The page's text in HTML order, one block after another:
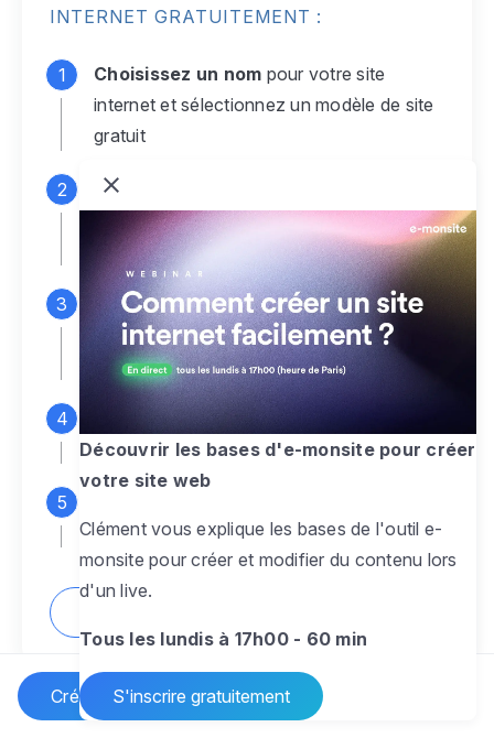
Créer un site Internet
INTERNET GRATUITEMENT :
Choisissez un nom pour votre site
internet et sélectionnez un modèle de site
gratuit
Connectez-vous
monsite gratuit pour accéder à votre
espace d'administration
Personnalisez entièrement le
designpour créer un site web sur-mesure,
à votre image
Ajoutez des pagessans limite pour
présenter votre activité, votre passion
pour rendre votre site dynamique
Découvrir les bases d'e-monsite pour créer
votre site web
Clément vous explique les bases de l'outil e-
monsite pour créer et modifier du contenu lors
d'un live.
Tous les lundis à 17h00 - 60 min
S'inscrire gratuitement